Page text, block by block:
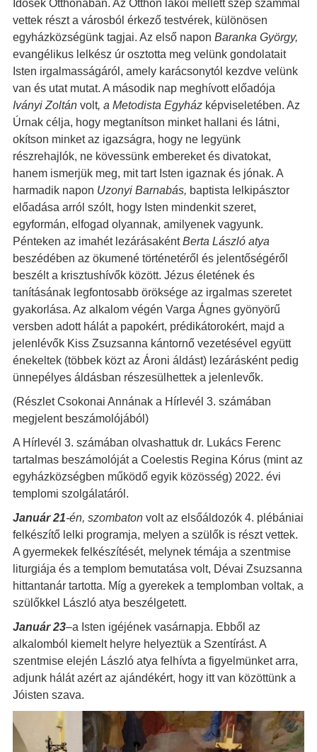
Idősek Otthonában. Az Otthon lakói mellett szép számmal
vettek részt a városból érkező testvérek, különösen
egyházközségünk tagjai. Az első napon Baranka György,
evangélikus lelkész úr osztotta meg velünk gondolatait
Isten irgalmasságáról, amely karácsonytól kezdve velünk
van és utat mutat. A második nap meghívott előadója
Iványi Zoltán volt, a Metodista Egyház képviseletében. Az
Úrnak célja, hogy megtanítson minket hallani és látni,
okítson minket az igazságra, hogy ne legyünk
részrehajlók, ne kövessünk embereket és divatokat,
hanem ismerjük meg, mit tart Isten igaznak és jónak. A
harmadik napon Uzonyi Barnabás, baptista lelkipásztor
előadása arról szólt, hogy Isten mindenkit szeret,
egyformán, elfogad olyannak, amilyenek vagyunk.
Pénteken az imahét lezárásakéntBerta László atya
beszédében az ökumené történetéről és jelentőségéről
beszélt a krisztushívők között. Jézus életének és
tanításának legfontosabb öröksége az irgalmas szeretet
gyakorlása. Az alkalom végén Varga Ágnes gyönyörű
versben adott hálát a papokért, prédikátorokért, majd a
jelenlévők Kiss Zsuzsanna kántornő vezetésével együtt
énekeltek (többek közt az Ároni áldást) lezárásként pedig
ünnepélyes áldásban részesülhettek a jelenlevők.
(Részlet Csokonai Annának a Hírlevél 3. számában
megjelent beszámolójából)
A Hírlevél 3. számában olvashattuk dr. Lukács Ferenc
tartalmas beszámolóját a Coelestis Regina Kórus (mint az
egyházközségben működő egyik közösség) 2022. évi
templomi szolgálatáról.
Január 21-én, szombatonvolt az elsőáldozók 4. plébániai
felkészítő lelki programja, melyen a szülők is részt vettek.
A gyermekek felkészítését, melynek témája a szentmise
liturgiája és a templom bemutatása volt, Dévai Zsuzsanna
hittantanár tartotta. Míg a gyerekek a templomban voltak, a
szülőkkel László atya beszélgetett.
Január 23–a Isten igéjének vasárnapja. Ebből az
alkalomból kiemelt helyre helyeztük a Szentírást. A
szentmise elején László atya felhívta a figyelmünket arra,
adjunk hálát azért az ajándékért, hogy itt van közöttünk a
Jóisten szava.